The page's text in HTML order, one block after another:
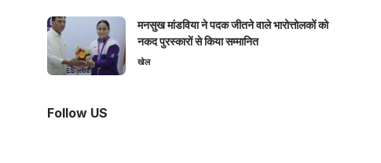
मनसुख मांडविया ने पदक जीतने वाले भारोत्तोलकों को
नकद पुरस्कारों से किया सम्मानित
खेल
Follow US